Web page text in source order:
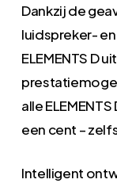
Dankzij de
luidspreker-
ELEMENTS D
alle
een cent –
Intelligent